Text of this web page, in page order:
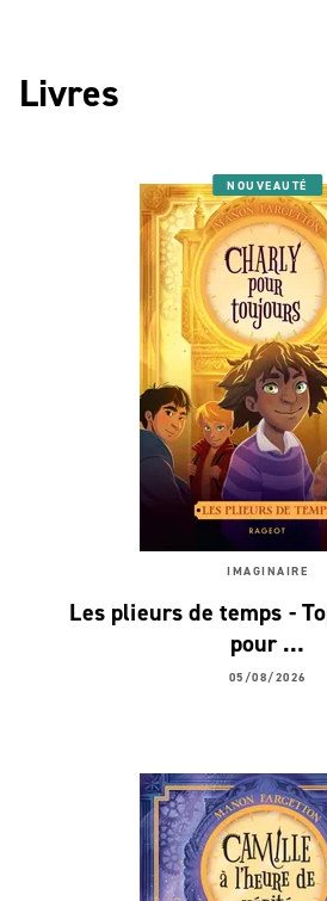
Livres
NOUVEAUTÉ
IMAGINAIRE
Les plieurs de temps -
pour …
05/08/2026